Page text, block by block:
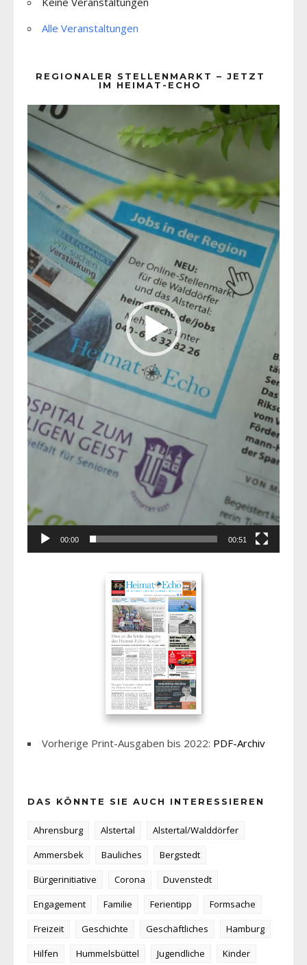
Alle Veranstaltungen
REGIONALER STELLENMARKT – JETZT
IM HEIMAT-ECHO
Player
00:00 00:51
Vorherige Print-Ausgaben bis 2022: PDF-Archiv
DAS KÖNNTE SIE AUCH INTERESSIEREN
Ahrensburg Alstertal
Alstertal/Walddörfer
Ammersbek
Bauliches
Bergstedt
Bürgerinitiative
Corona
Duvenstedt
Engagement
Familie Ferientipp
Formsache
Freizeit
Geschichte Geschäftliches
Hamburg
Hilfen
Hummelsbüttel Jugendliche
Kinder